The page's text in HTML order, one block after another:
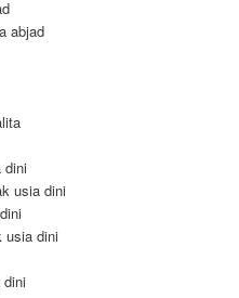
abjad
dini
usia dini
usia dini
dini